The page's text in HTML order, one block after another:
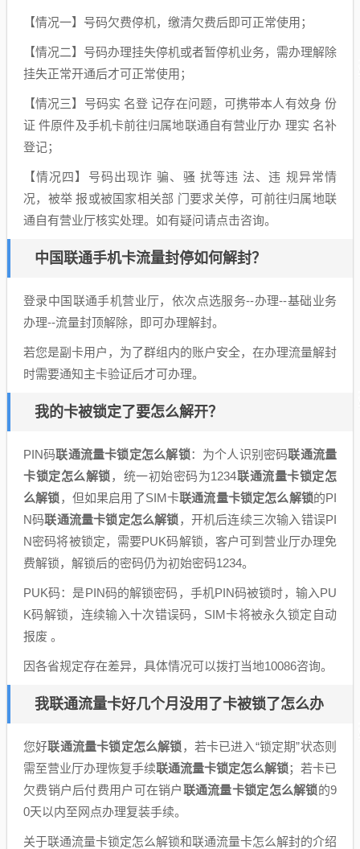
【情况一】号码欠费停机，缴清欠费后即可正常使用；
【情况二】号码办理挂失停机或者暂停机业务，需办理解除
挂失正常开通后才可正常使用；
【情况三】号码实 名登 记存在问题，可携带本人有效身 份
证 件原件及手机卡前往归属地联通自有营业厅办 理实 名补
登记；
【情况四】号码出现诈 骗、骚 扰等违 法、违 规异常情
况，被举 报或被国家相关部 门要求关停，可前往归属地联
通自有营业厅核实处理。如有疑问请点击咨询。
中国联通手机卡流量封停如何解封？
登录中国联通手机营业厅，依次点选服务--办理--基础业务
办理--流量封顶解除，即可办理解封。
若您是副卡用户，为了群组内的账户安全，在办理流量解封
时需要通知主卡验证后才可办理。
我的卡被锁定了要怎么解开？
PIN码联通流量卡锁定怎么解锁：为个人识别密码联通流量
卡锁定怎么解锁 ，统一初始密码为1234联通流量卡锁定怎
么解锁 ，但如果启用了SIM卡联通流量卡锁定怎么解锁的PI
N码联通流量卡锁定怎么解锁 ，开机后连续三次输入错误PI
N密码将被锁定，需要PUK码解锁，客户可到营业厅办理免
费解锁，解锁后的密码仍为初始密码1234。
PUK码：是PIN码的解锁密码，手机PIN码被锁时，输入PU
K码解锁，连续输入十次错误码，SIM卡将被永久锁定自动
报废 。
因各省规定存在差异，具体情况可以拨打当地10086咨询。
我联通流量卡好几个月没用了卡被锁了怎么办
您好联通流量卡锁定怎么解锁 ，若卡已进入“锁定期”状态则
需至营业厅办理恢复手续联通流量卡锁定怎么解锁；若卡已
欠费销户后付费用户可在销户联通流量卡锁定怎么解锁的9
0天以内至网点办理复装手续。
关于联通流量卡锁定怎么解锁和联通流量卡怎么解封的介绍